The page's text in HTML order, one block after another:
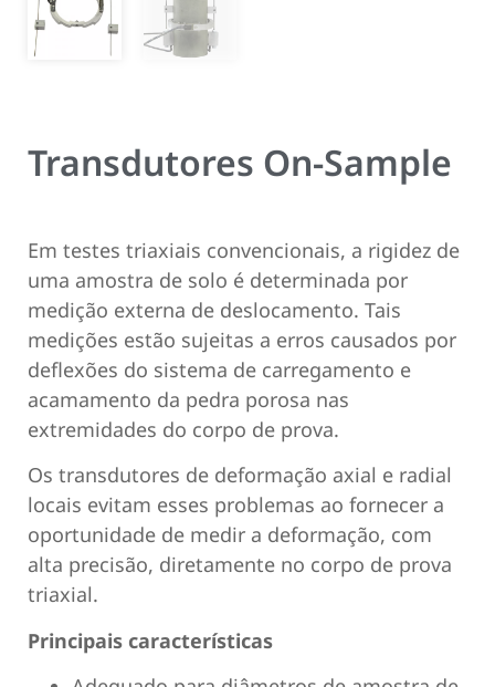
Transdutores On-Sample
Em testes triaxiais convencionais, a rigidez de
uma amostra de solo é determinada por
medição externa de deslocamento. Tais
medições estão sujeitas a erros causados por
deflexões do sistema de carregamento e
acamamento da pedra porosa nas
extremidades do corpo de prova.
Os transdutores de deformação axial e radial
locais evitam esses problemas ao fornecer a
oportunidade de medir a deformação, com
alta precisão, diretamente no corpo de prova
triaxial.
Principais características